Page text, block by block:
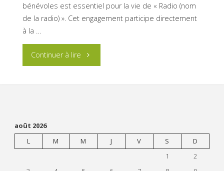
bénévoles est essentiel pour la vie de « Radio (nom
de la radio) ». Cet engagement participe directement
à la …
Continuer à lire "Guide
août 2026
L
M M J V S
D
1
2